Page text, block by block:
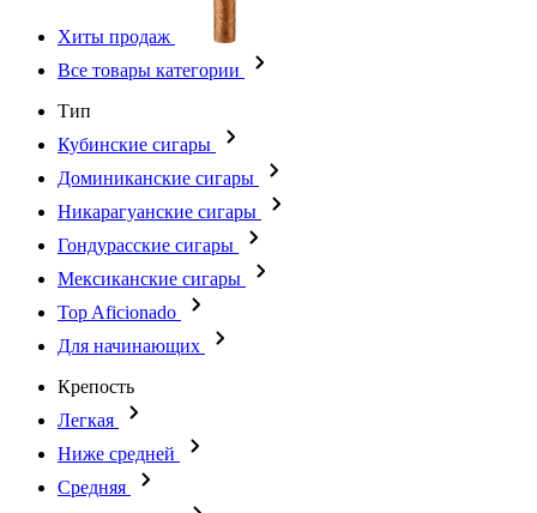
Хиты продаж
Все товары категории
Тип
Кубинские сигары
Доминиканские сигары
Никарагуанские сигары
Гондурасские сигары
Мексиканские сигары
Top Aficionado
Для начинающих
Крепость
Легкая
Ниже средней
Средняя